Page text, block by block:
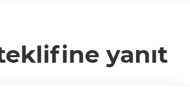
yanıt